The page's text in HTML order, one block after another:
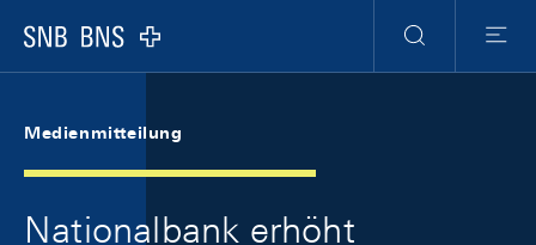
Logo
Suche
Menu
Medienmitteilung
Nationalbank erhöht